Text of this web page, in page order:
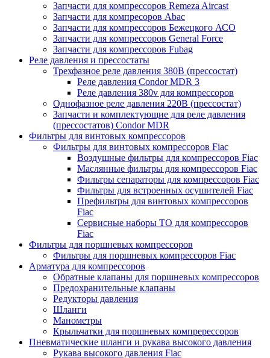
Запчасти для компрессоров Remeza Aircast
Запчасти для компресоров Abac
Запчасти для компрессоров Бежецкого АСО
Запчасти для компрессоров General Force
Запчасти для компрессоров Fubag
Реле давления и прессостаты
Трехфазное реле давления 380В (прессостат)
Реле давления Condor MDR 3
Реле давления 380v для компрессоров
Однофазное реле давления 220В (прессостат)
Запчасти и комплектующие для реле давления
(прессостатов) Condor MDR
Фильтры для винтовых компрессоров
Фильтры для винтовых компрессоров Fiac
Воздушные фильтры для компрессоров Fiac
Маслянные фильтры для компрессоров Fiac
Фильтры сепараторы для компрессоров Fiac
Фильтры для встроенных осушителей Fiac
Префильтры для винтовых компрессоров
Fiac
Сервисные наборы ТО для компрессоров
Fiac
Фильтры для поршневых компрессоров
Фильтры для поршневых компрессоров Fiac
Арматура для компрессоров
Обратные клапаны для поршневых компрессоров
Предохранительные клапаны
Редукторы давления
Шланги
Манометры
Крыльчатки для поршневых компререссоров
Пневматические шланги и рукава высокого давления
Рукава высокого давления Fiac